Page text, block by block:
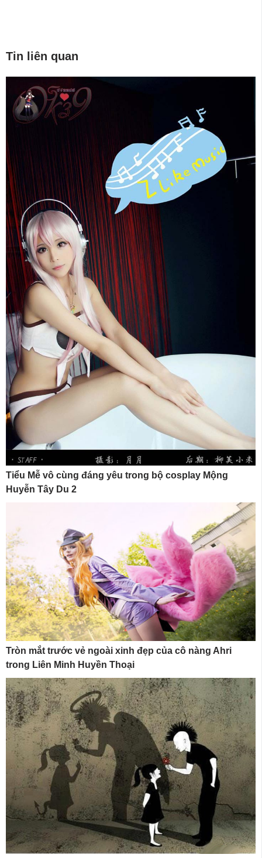
Tin liên quan
Tiểu Mễ vô cùng đáng yêu trong bộ cosplay Mộng
Huyễn Tây Du 2
Tròn mắt trước vẻ ngoài xinh đẹp của cô nàng Ahri
trong Liên Minh Huyền Thoại